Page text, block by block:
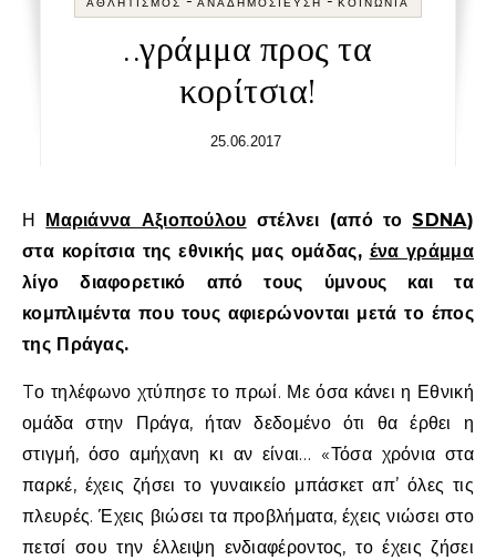
ΑΘΛΗΤΙΣΜΌΣ ΑΝΑΔΗΜΟΣΊΕΥΣΗ ΚΟΙΝΩΝΊΑ
..γράμμα προς τα
κορίτσια!
25.06.2017
Μαριάννα Αξιοπούλου στέλνει (από το SDNA)
στα κορίτσια της εθνικής μας ομάδας, ένα γράμμα
λίγο διαφορετικό από τους ύμνους και τα
κομπλιμέντα που τους αφιερώνονται μετά το έπος
της Πράγας.
Tο τηλέφωνο χτύπησε το πρωί. Με όσα κάνει η Εθνική
ομάδα στην Πράγα, ήταν δεδομένο ότι θα έρθει η
στιγμή, όσο αμήχανη κι αν είναι… «Τόσα χρόνια στα
παρκέ, έχεις ζήσει το γυναικείο μπάσκετ απ’ όλες τις
πλευρές. Έχεις βιώσει τα προβλήματα, έχεις νιώσει στο
πετσί σου την έλλειψη ενδιαφέροντος, το έχεις ζήσει